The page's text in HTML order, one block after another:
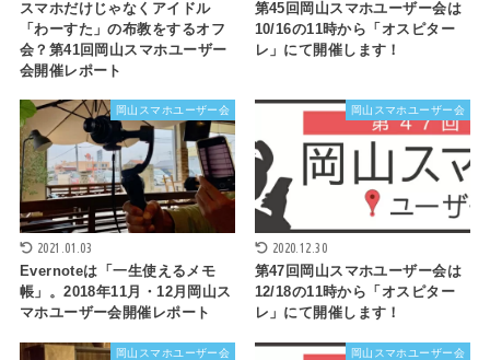
スマホだけじゃなくアイドル
「わーすた」の布教をするオフ
会？第41回岡山スマホユーザー
会開催レポート
第45回岡山スマホユーザー会は
10/16の11時から「オスピター
レ」にて開催します！
岡山スマホユーザー会
2021.01.03
Evernoteは「一生使えるメモ
帳」。2018年11月・12月岡山ス
マホユーザー会開催レポート
岡山スマホユーザー会
2020.12.30
第47回岡山スマホユーザー会は
12/18の11時から「オスピター
レ」にて開催します！
岡山スマホユーザー会 岡山スマホユーザー会